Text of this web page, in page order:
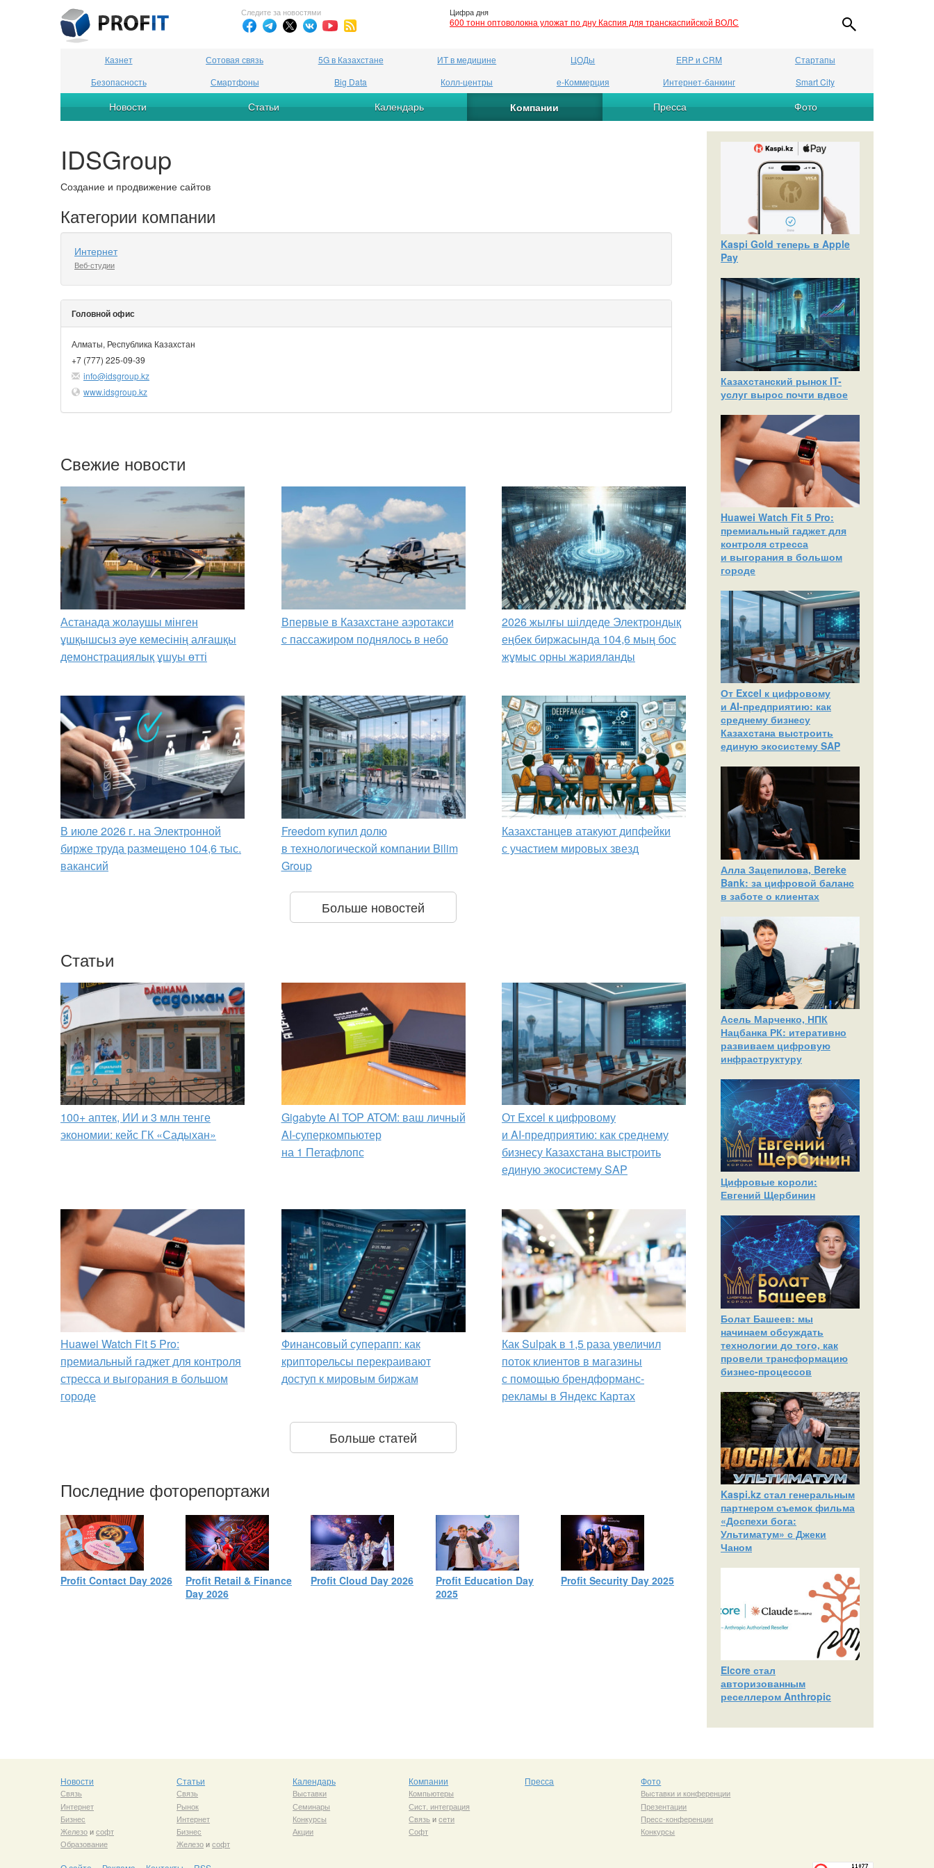
Следите за новостями Цифра дня
600 тонн оптоволокна уложат по дну Каспия для транскаспийской ВОЛС
Казнет Сотовая связь 5G в Казахстане ИТ в медицине ЦОДы ERP и CRM
Стартапы
Безопасность
Смартфоны Big Data Колл-центры е-Коммерция Интернет-банкинг Smart City
Новости Статьи Календарь Компании Пресса Фото
IDSGroup
Создание и продвижение сайтов
Категории компании
Интернет
Веб-студии
Головной офис
Алматы, Республика Казахстан
+7 (777) 225-09-39
info@idsgroup.kz
www.idsgroup.kz
Свежие новости
Астанада жолаушы мінген
ұшқышсыз әуе кемесінің алғашқы
демонстрациялық ұшуы өтті
Впервые в Казахстане аэротакси
с пассажиром поднялось в небо
2026 жылғы шілдеде Электрондық
еңбек биржасында 104,6 мың бос
жұмыс орны жарияланды
В июле 2026 г. на Электронной
бирже труда размещено 104,6 тыс.
вакансий
Freedom купил долю
в технологической компании Bilim
Group
Казахстанцев атакуют дипфейки
с участием мировых звезд
Больше новостей
Статьи
100+ аптек, ИИ и 3 млн тенге
экономии: кейс ГК «Садыхан»
Gigabyte AI TOP ATOM: ваш личный
AI-суперкомпьютер
на 1 Петафлопс
От Excel к цифровому
и AI‑предприятию: как среднему
бизнесу Казахстана выстроить
единую экосистему SAP
Huawei Watch Fit 5 Pro:
премиальный гаджет для контроля
стресса и выгорания в большом
городе
Финансовый суперапп: как
крипторельсы перекраивают
доступ к мировым биржам
Как Sulpak в 1,5 раза увеличил
поток клиентов в магазины
с помощью брендформанс-
рекламы в Яндекс Картах
Больше статей
Последние фоторепортажи
Profit Contact Day 2026
Profit Retail & Finance
Day 2026
Profit Cloud Day 2026
Profit Education Day
2025
Profit Security Day 2025
Kaspi Gold теперь в Apple
Pay
Казахстанский рынок IT-
услуг вырос почти вдвое
Huawei Watch Fit 5 Pro:
премиальный гаджет для
контроля стресса
и выгорания в большом
городе
От Excel к цифровому
и AI‑предприятию: как
среднему бизнесу
Казахстана выстроить
единую экосистему SAP
Алла Зацепилова, Bereke
Bank: за цифровой баланс
в заботе о клиентах
Асель Марченко, НПК
Нацбанка РК: итеративно
развиваем цифровую
инфраструктуру
Цифровые короли:
Евгений Щербинин
Болат Башеев: мы
начинаем обсуждать
технологии до того, как
провели трансформацию
бизнес-процессов
Kaspi.kz стал генеральным
партнером съемок фильма
«Доспехи бога:
Ультиматум» с Джеки
Чаном
Elcore стал
авторизованным
реселлером Anthropic
Новости
Связь
Интернет
Бизнес
Железоисофт
Образование
Статьи
Связь
Рынок
Интернет
Бизнес
Железоисофт
Календарь
Выставки
Семинары
Конкурсы
Акции
Компании
Компьютеры
Сист. интеграция
Связь исети
Софт
Пресса Фото
Выставки и конференции
Презентации
Пресс-конференции
Конкурсы